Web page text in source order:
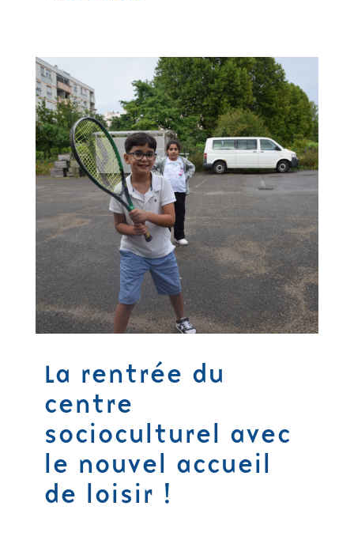
La rentrée du
centre
socioculturel avec
le nouvel accueil
de loisir !